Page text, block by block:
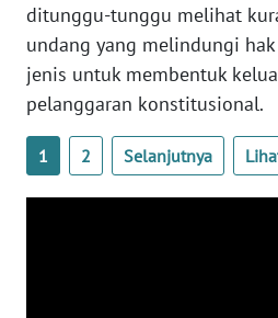
ditunggu-tunggu melihat
undang yang melindungi hak
jenis untuk membentuk
pelanggaran konstitusional.
1 2 Selanjutnya
BANTEN
WN
NTT